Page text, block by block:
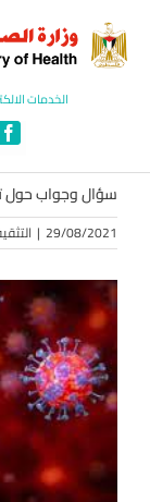
content
الخدمات
سؤال وجواب حول
29/08/2021
|